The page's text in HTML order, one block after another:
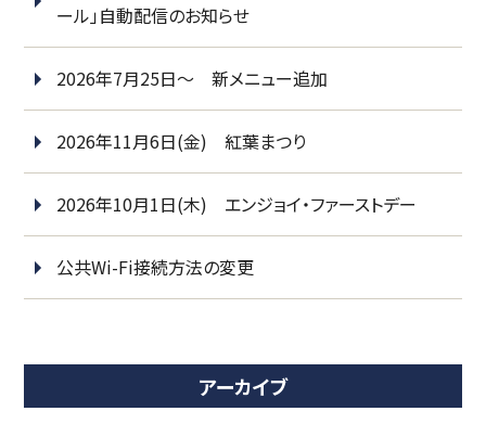
ール」自動配信のお知らせ
2026年7月25日～ 新メニュー追加
2026年11月6日(金) 紅葉まつり
2026年10月1日(木) エンジョイ・ファーストデー
公共Wi-Fi接続方法の変更
アーカイブ